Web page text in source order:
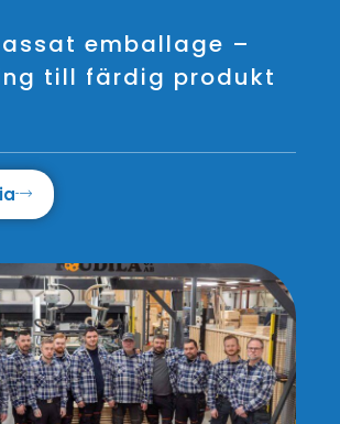
emballage –
till färdig produkt